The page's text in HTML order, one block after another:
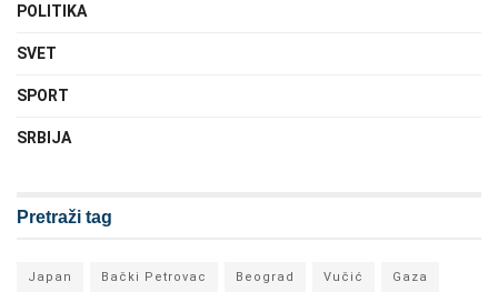
POLITIKA
SVET
SPORT
SRBIJA
Pretraži tag
Japan Bački Petrovac Beograd Vučić Gaza